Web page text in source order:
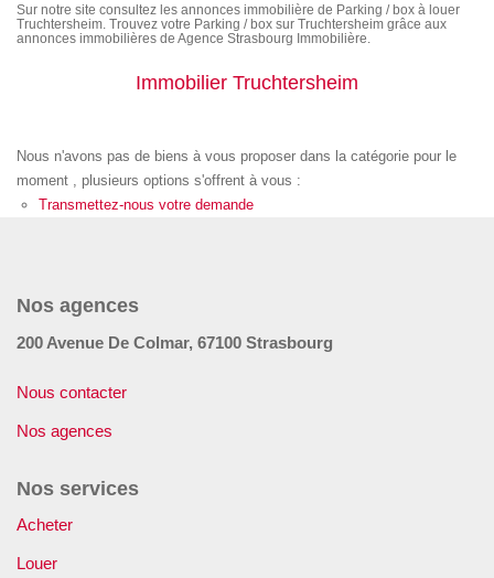
Dossier Locataire
SYNDIC
Sur notre site consultez les annonces immobilière de Parking / box à louer
Truchtersheim. Trouvez votre Parking / box sur Truchtersheim grâce aux
annonces immobilières de Agence Strasbourg Immobilière.
Immobilier Truchtersheim
Nous n'avons pas de biens à vous proposer dans la catégorie pour le
moment , plusieurs options s'offrent à vous :
Transmettez-nous votre demande
Nos agences
200 Avenue De Colmar, 67100 Strasbourg
Nous contacter
Nos agences
Nos services
Acheter
Louer